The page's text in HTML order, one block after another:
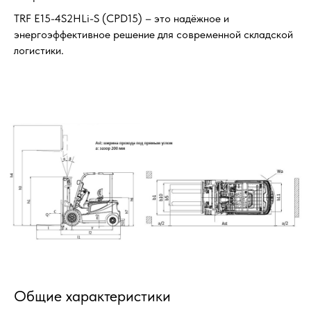
TRF E15-4S2HLi-S (CPD15) – это надёжное и
энергоэффективное решение для современной складской
логистики.
Общие характеристики